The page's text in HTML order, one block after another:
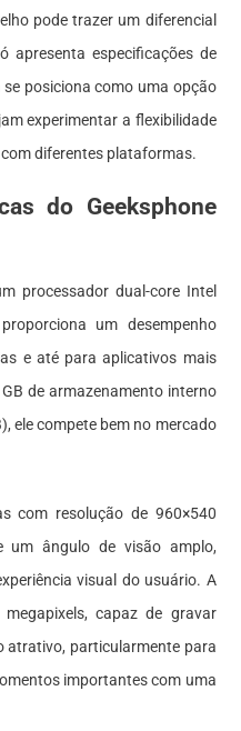
pode trazer um diferencial
apresenta especificações de
posiciona como uma opção
experimentar a flexibilidade
diferentes plataformas.
do Geeksphone
processador dual-core Intel
um desempenho
e até para aplicativos mais
de armazenamento interno
ele compete bem no mercado
com resolução de 960×540
um ângulo de visão amplo,
visual do usuário. A
capaz de gravar
atrativo, particularmente para
importantes com uma